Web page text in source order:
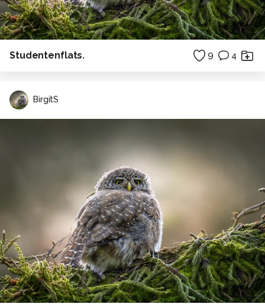
Studentenflats. 9 4
BirgitS